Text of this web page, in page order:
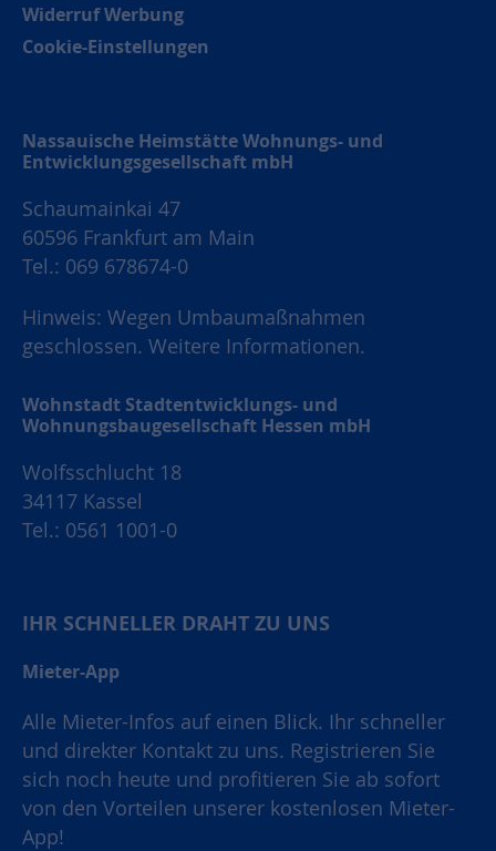
Widerruf Werbung
Cookie-Einstellungen
Nassauische Heimstätte Wohnungs- und
Entwicklungsgesellschaft mbH
Schaumainkai 47
60596 Frankfurt am Main
Tel.: 069 678674-0
Hinweis: Wegen Umbaumaßnahmen
geschlossen. Weitere Informationen.
Wohnstadt Stadtentwicklungs- und
Wohnungsbaugesellschaft Hessen mbH
Wolfsschlucht 18
34117 Kassel
Tel.: 0561 1001-0
IHR SCHNELLER DRAHT ZU UNS
Mieter-App
Alle Mieter-Infos auf einen Blick. Ihr schneller
und direkter Kontakt zu uns. Registrieren Sie
sich noch heute und profitieren Sie ab sofort
von den Vorteilen unserer kostenlosen Mieter-
App!